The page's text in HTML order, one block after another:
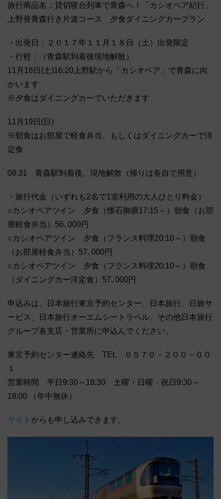
旅行商品名：貸切寝台列車で青森へ！「カシオペア紀行」
上野発青森行き片道コース 夕食ダイニングカープラン
・出発日：２０１７年１１月１８日（土）出発限定
・行程：（青森駅到着後現地解散）
11月18日(土)16:20上野駅から「カシオペア」で青森に向
かいます
※夕食はダイニングカーでいただきます
11月19日(日)
※朝食はお部屋で軽食弁当、もしくはダイニングカーで洋
定食
08:31 青森駅到着後、現地解散（帰りは各自で用意）
・旅行代金（いずれも2名で1室利用の大人ひとり料金）
○カシオペアツイン 夕食（懐石御膳17:15～）朝食（お部
屋軽食弁当）56､000円
○カシオペアツイン 夕食（フランス料理20:10～）朝食
（お部屋軽食弁当）57､000円
○カシオペアツイン 夕食（フランス料理20:10～）朝食
（ダイニングカー洋定食）57､000円
申込みは、日本旅行東京予約センター、日本旅行、日旅サ
ービス、日本旅行オーエムシートラベル、その他日本旅行
グループ各支店・営業所に申込んでください。
東京予約センター連絡先 TEL ０５７０－２００－００
１
営業時間 平日9:30～18:30 土曜・日曜・祝日9:30～
18:00 （年中無休）
サイト からも申し込みできます。